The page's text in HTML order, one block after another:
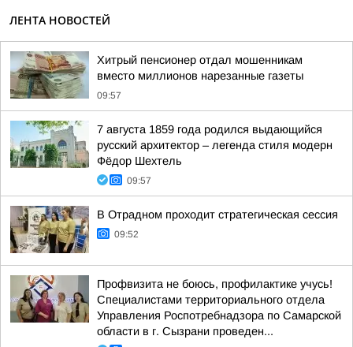
ЛЕНТА НОВОСТЕЙ
Хитрый пенсионер отдал мошенникам
вместо миллионов нарезанные газеты
09:57
7 августа 1859 года родился выдающийся
русский архитектор – легенда стиля модерн
Фёдор Шехтель
09:57
В Отрадном проходит стратегическая сессия
09:52
Профвизита не боюсь, профилактике учусь!
Специалистами территориального отдела
Управления Роспотребнадзора по Самарской
области в г. Сызрани проведен...